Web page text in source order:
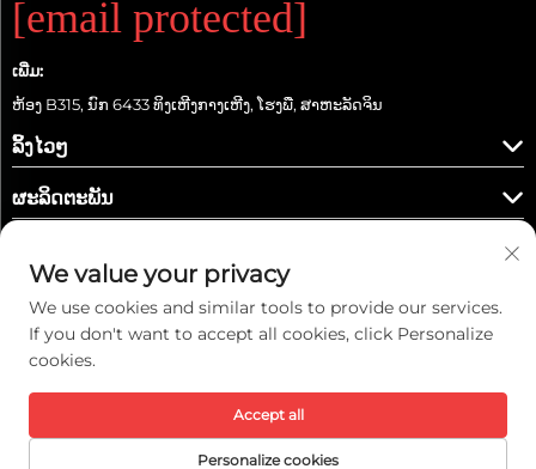
[email protected]
ເພີ່ມ:
ຫ້ອງ B315, ນົກ 6433 ທິງເຫີງກາງເຫີງ, ໂຮງພື, ສາຫະລັດຈິນ
ລິ້ງໄວໆ
ຜະລິດຕະພັນ
ຕິດຕາມພວກເຮົາ
ລິขະສິດ © 2026 ບໍລິສັດ Kaiwei Intelligent Technology (Shanghai) Co., Ltd.
ທຸກລິຂະສິດ. ສະຫງວນ. -ນະໂຍບາຍຄວາມເປັນສ່ວນຕົວ
We value your privacy
We use cookies and similar tools to provide our services.
If you don't want to accept all cookies, click Personalize
cookies.
Personalize cookies
Accept all